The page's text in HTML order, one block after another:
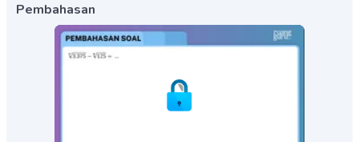
Pembahasan